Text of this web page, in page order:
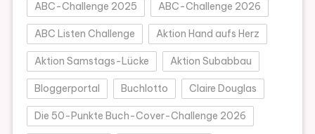
ABC-Challenge 2025 ABC-Challenge 2026
ABC Listen Challenge Aktion Hand aufs Herz
Aktion Samstags-Lücke Aktion Subabbau
Bloggerportal Buchlotto Claire Douglas
Die 50-Punkte Buch-Cover-Challenge 2026